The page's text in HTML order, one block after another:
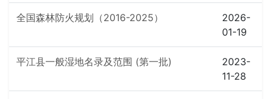
全国森林防火规划（2016-2025）
2026-
01-19
平江县一般湿地名录及范围 (第一批)
2023-
11-28